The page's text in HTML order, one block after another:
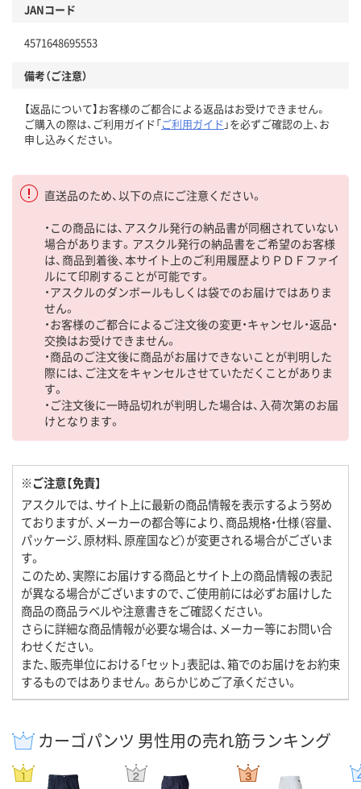
JANコード
4571648695553
備考（ご注意）
【返品について】お客様のご都合による返品はお受けできません。
ご購入の際は、ご利用ガイド「ご利用ガイド 」を必ずご確認の上、お
申し込みください。
直送品のため、以下の点にご注意ください。
・この商品には、アスクル発行の納品書が同梱されていない
場合があります。アスクル発行の納品書をご希望のお客様
は、商品到着後、本サイト上のご利用履歴よりＰＤＦファイ
ルにて印刷することが可能です。
・アスクルのダンボールもしくは袋でのお届けではありま
せん。
・お客様のご都合によるご注文後の変更・キャンセル・返品・
交換はお受けできません。
・商品のご注文後に商品がお届けできないことが判明した
際には、ご注文をキャンセルさせていただくことがありま
す。
・ご注文後に一時品切れが判明した場合は、入荷次第のお届
けとなります。
※ご注意【免責】
アスクルでは、サイト上に最新の商品情報を表示するよう努め
ておりますが、メーカーの都合等により、商品規格・仕様（容量、
パッケージ、原材料、原産国など）が変更される場合がございま
す。
このため、実際にお届けする商品とサイト上の商品情報の表記
が異なる場合がございますので、ご使用前には必ずお届けした
商品の商品ラベルや注意書きをご確認ください。
さらに詳細な商品情報が必要な場合は、メーカー等にお問い合
わせください。
また、販売単位における「セット」表記は、箱でのお届けをお約束
するものではありません。あらかじめご了承ください。
カーゴパンツ 男性用の売れ筋ランキング